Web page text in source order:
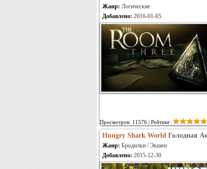
Жанр: Логические
Добавлено: 2016-01-05
Просмотров: 11576 | Рейтинг:
Hungry Shark World Голодная
Жанр: Бродилки / Экшен
Добавлено: 2015-12-30